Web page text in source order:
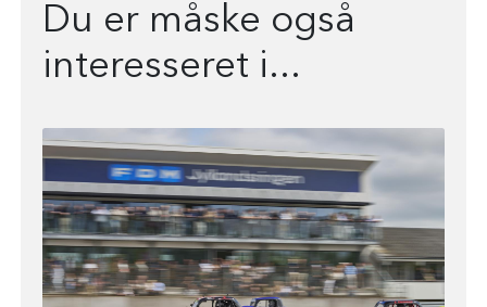
Du er måske også
interesseret i...